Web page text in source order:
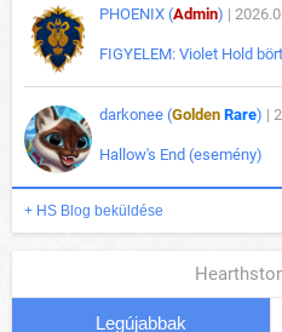
PHOENIX (Admin) |
FIGYELEM: Violet Hold
darkonee (Golden Rare) |
Hallow's End (esemény)
+ HS Blog beküldése
Legújabbak